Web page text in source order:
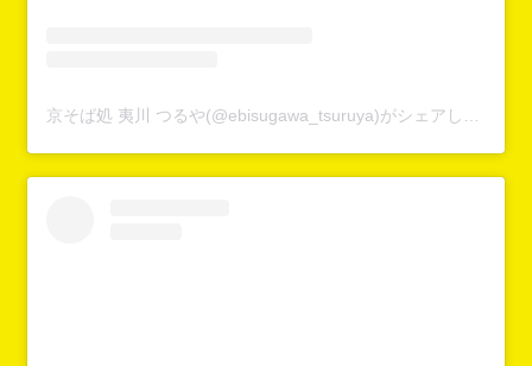
京そば処 夷川 つるや(@ebisugawa_tsuruya)がシェアした投稿